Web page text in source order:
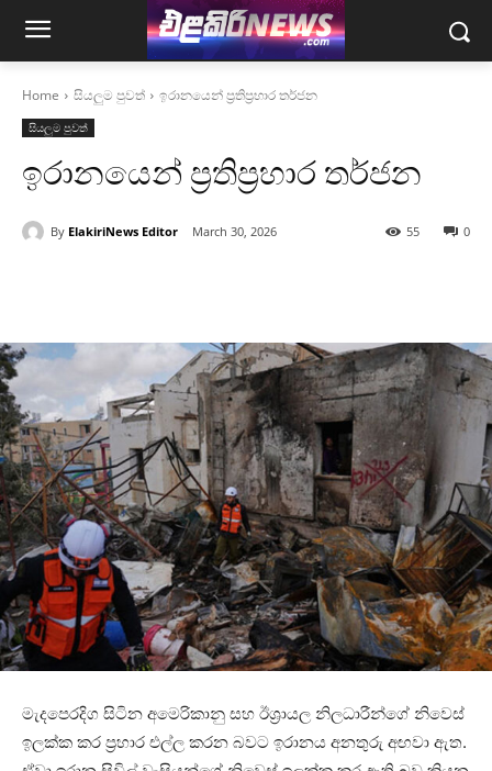
Home සියලුම පුවත් ඉරානයෙන් ප්‍රතිප්‍රහාර තර්ජන
සියලුම පුවත්
ඉරානයෙන් ප්‍රතිප්‍රහාර තර්ජන
By ElakiriNews Editor March 30, 2026 0
55
මැදපෙරදිග සිටින අමෙරිකානු සහ ඊශ්‍රායල නිලධාරීන්ගේ නිවෙස්
ඉලක්ක කර ප්‍රහාර එල්ල කරන බවට ඉරානය අනතුරු අඟවා ඇත.